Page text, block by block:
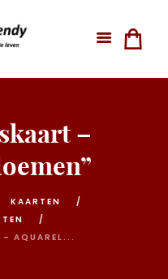
–
KAARTEN
– AQUAREL...